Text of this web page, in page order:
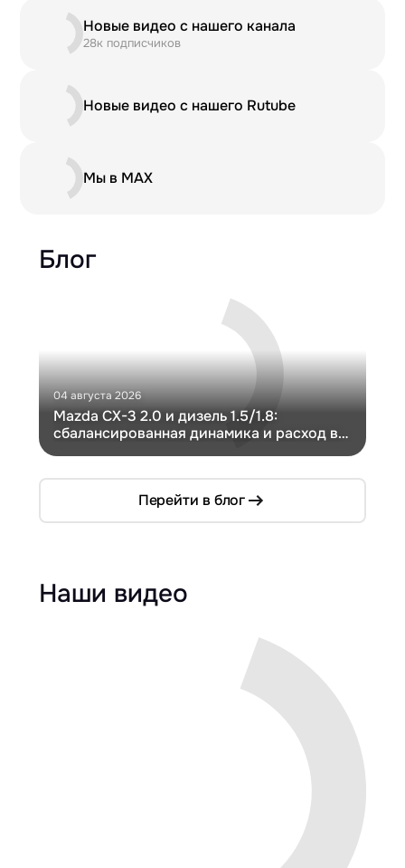
Новые видео с нашего канала
28к подписчиков
Новые видео с нашего Rutube
Мы в MAX
Блог
04 августа 2026
Mazda CX-3 2.0 и дизель 1.5/1.8:
сбалансированная динамика и расход в
Перейти в блог
Наши видео